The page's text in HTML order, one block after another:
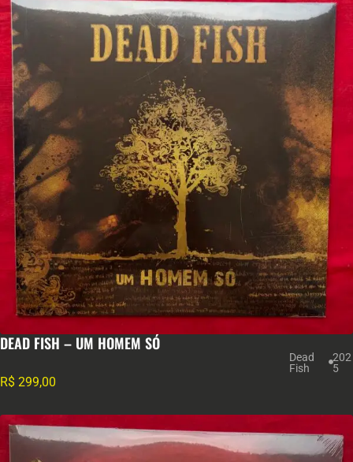
DEAD FISH – UM HOMEM SÓ
Dead
Fish
202
5
R$ 299,00